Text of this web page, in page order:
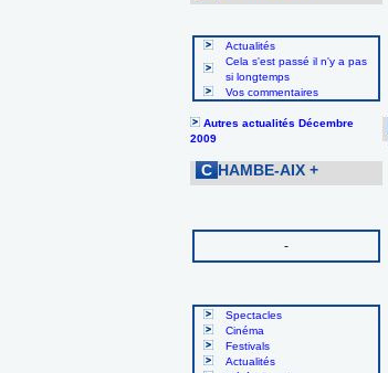
Actualités
Cela s'est passé il n'y a pas
si longtemps
Vos commentaires
Autres actualités Décembre
2009
C HAMBE-AIX +
-
Spectacles
Cinéma
Festivals
Actualités